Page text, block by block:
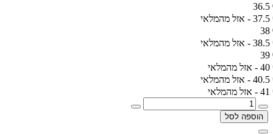
36.5
37.5 - אזל מהמלאי
38
38.5 - אזל מהמלאי
39
40 - אזל מהמלאי
40.5 - אזל מהמלאי
41 - אזל מהמלאי
הוספה לסל